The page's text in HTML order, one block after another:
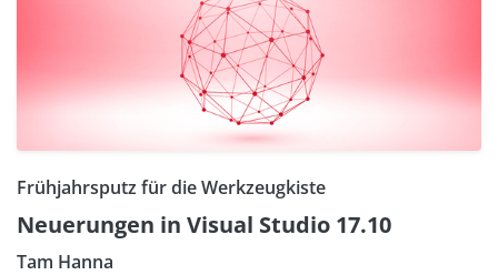
Frühjahrsputz für die Werkzeugkiste
Neuerungen in Visual Studio 17.10
Tam Hanna